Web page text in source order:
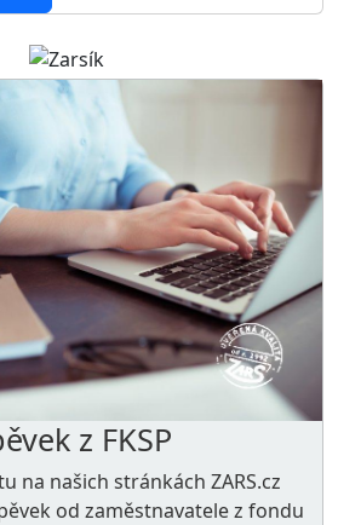
z FKSP
na našich stránkách ZARS.cz
od zaměstnavatele z fondu